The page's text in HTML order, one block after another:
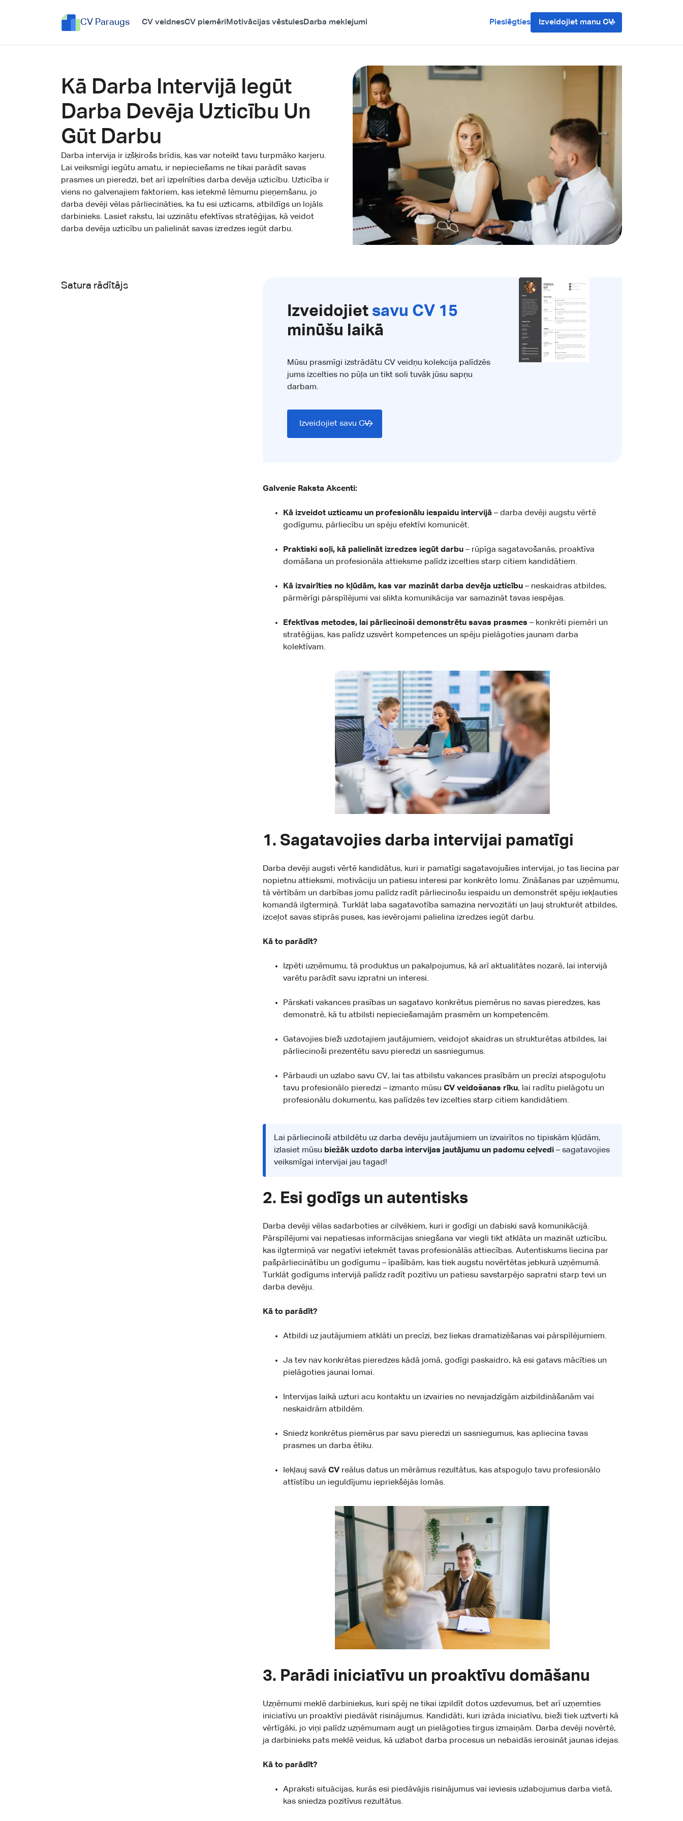
CV Paraugs CV veidnesCV piemēri Motivācijas vēstulesDarba meklejumi Pieslēgties Izveidojiet manu CV
Kā Darba Intervijā Iegūt
Darba Devēja Uzticību Un
Gūt Darbu
Darba intervija ir izšķirošs brīdis, kas var noteikt tavu turpmāko karjeru.
Lai veiksmīgi iegūtu amatu, ir nepieciešams ne tikai parādīt savas
prasmes un pieredzi, bet arī izpelnīties darba devēja uzticību. Uzticība ir
viens no galvenajiem faktoriem, kas ietekmē lēmumu pieņemšanu, jo
darba devēji vēlas pārliecināties, ka tu esi uzticams, atbildīgs un lojāls
darbinieks. Lasiet rakstu, lai uzzinātu efektīvas stratēģijas, kā veidot
darba devēja uzticību un palielināt savas izredzes iegūt darbu.
Satura rādītājs
Izveidojiet savu CV 15
minūšu laikā
Mūsu prasmīgi izstrādātu CV veidņu kolekcija palīdzēs
jums izcelties no pūļa un tikt soli tuvāk jūsu sapņu
darbam.
Izveidojiet savu CV
Galvenie Raksta Akcenti:
Kā izveidot uzticamu un profesionālu iespaidu intervijā – darba devēji augstu vērtē
godīgumu, pārliecību un spēju efektīvi komunicēt.
Praktiski soļi, kā palielināt izredzes iegūt darbu – rūpīga sagatavošanās, proaktīva
domāšana un profesionāla attieksme palīdz izcelties starp citiem kandidātiem.
Kā izvairīties no kļūdām, kas var mazināt darba devēja uzticību – neskaidras atbildes,
pārmērīgi pārspīlējumi vai slikta komunikācija var samazināt tavas iespējas.
Efektīvas metodes, lai pārliecinoši demonstrētu savas prasmes – konkrēti piemēri un
stratēģijas, kas palīdz uzsvērt kompetences un spēju pielāgoties jaunam darba
kolektīvam.
1. Sagatavojies darba intervijai pamatīgi
Darba devēji augsti vērtē kandidātus, kuri ir pamatīgi sagatavojušies intervijai, jo tas liecina par
nopietnu attieksmi, motivāciju un patiesu interesi par konkrēto lomu. Zināšanas par uzņēmumu,
tā vērtībām un darbības jomu palīdz radīt pārliecinošu iespaidu un demonstrēt spēju iekļauties
komandā ilgtermiņā. Turklāt laba sagatavotība samazina nervozitāti un ļauj strukturēt atbildes,
izceļot savas stiprās puses, kas ievērojami palielina izredzes iegūt darbu.
Kā to parādīt?
Izpēti uzņēmumu, tā produktus un pakalpojumus, kā arī aktualitātes nozarē, lai intervijā
varētu parādīt savu izpratni un interesi.
Pārskati vakances prasības un sagatavo konkrētus piemērus no savas pieredzes, kas
demonstrē, kā tu atbilsti nepieciešamajām prasmēm un kompetencēm.
Gatavojies bieži uzdotajiem jautājumiem, veidojot skaidras un strukturētas atbildes, lai
pārliecinoši prezentētu savu pieredzi un sasniegumus.
Pārbaudi un uzlabo savu CV, lai tas atbilstu vakances prasībām un precīzi atspoguļotu
tavu profesionālo pieredzi – izmanto mūsuCV veidošanas rīku, lai radītu pielāgotu un
profesionālu dokumentu, kas palīdzēs tev izcelties starp citiem kandidātiem.
Lai pārliecinoši atbildētu uz darba devēju jautājumiem un izvairītos no tipiskām kļūdām,
izlasiet mūsu biežāk uzdoto darba intervijas jautājumu un padomu ceļvedi – sagatavojies
veiksmīgai intervijai jau tagad!
2. Esi godīgs un autentisks
Darba devēji vēlas sadarboties ar cilvēkiem, kuri ir godīgi un dabiski savā komunikācijā.
Pārspīlējumi vai nepatiesas informācijas sniegšana var viegli tikt atklāta un mazināt uzticību,
kas ilgtermiņā var negatīvi ietekmēt tavas profesionālās attiecības. Autentiskums liecina par
pašpārliecinātību un godīgumu – īpašībām, kas tiek augstu novērtētas jebkurā uzņēmumā.
Turklāt godīgums intervijā palīdz radīt pozitīvu un patiesu savstarpējo sapratni starp tevi un
darba devēju.
Kā to parādīt?
Atbildi uz jautājumiem atklāti un precīzi, bez liekas dramatizēšanas vai pārspīlējumiem.
Ja tev nav konkrētas pieredzes kādā jomā, godīgi paskaidro, kā esi gatavs mācīties un
pielāgoties jaunai lomai.
Intervijas laikā uzturi acu kontaktu un izvairies no nevajadzīgām aizbildināšanām vai
neskaidrām atbildēm.
Sniedz konkrētus piemērus par savu pieredzi un sasniegumus, kas apliecina tavas
prasmes un darba ētiku.
Iekļauj savāCV reālus datus un mērāmus rezultātus, kas atspoguļo tavu profesionālo
attīstību un ieguldījumu iepriekšējās lomās.
3. Parādi iniciatīvu un proaktīvu domāšanu
Uzņēmumi meklē darbiniekus, kuri spēj ne tikai izpildīt dotos uzdevumus, bet arī uzņemties
iniciatīvu un proaktīvi piedāvāt risinājumus. Kandidāti, kuri izrāda iniciatīvu, bieži tiek uztverti kā
vērtīgāki, jo viņi palīdz uzņēmumam augt un pielāgoties tirgus izmaiņām. Darba devēji novērtē,
ja darbinieks pats meklē veidus, kā uzlabot darba procesus un nebaidās ierosināt jaunas idejas.
Kā to parādīt?
Apraksti situācijas, kurās esi piedāvājis risinājumus vai ieviesis uzlabojumus darba vietā,
kas sniedza pozitīvus rezultātus.